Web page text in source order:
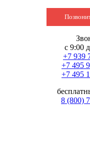
с 9:00
+7 939
+7 495
+7 495
8 (800)